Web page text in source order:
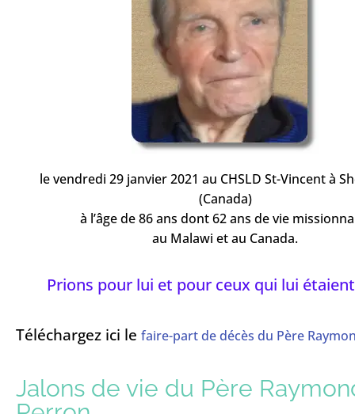
le vendredi 29 janvier 2021 au CHSLD St-Vincent à
(Canada)
à l’âge de 86 ans dont 62 ans de vie
au Malawi et au Canada.
Prions pour lui et pour ceux qui lui
Téléchargez ici le faire-part de décès du Père
Jalons de vie du Père